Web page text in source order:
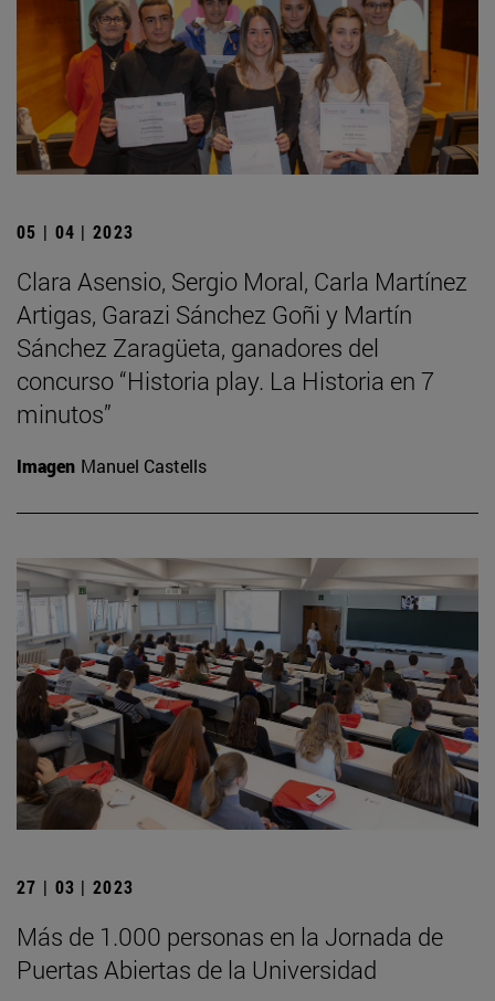
05 | 04 | 2023
Clara Asensio, Sergio Moral, Carla Martínez
Artigas, Garazi Sánchez Goñi y Martín
Sánchez Zaragüeta, ganadores del
concurso “Historia play. La Historia en 7
minutos”
Imagen Manuel Castells
27 | 03 | 2023
Más de 1.000 personas en la Jornada de
Puertas Abiertas de la Universidad